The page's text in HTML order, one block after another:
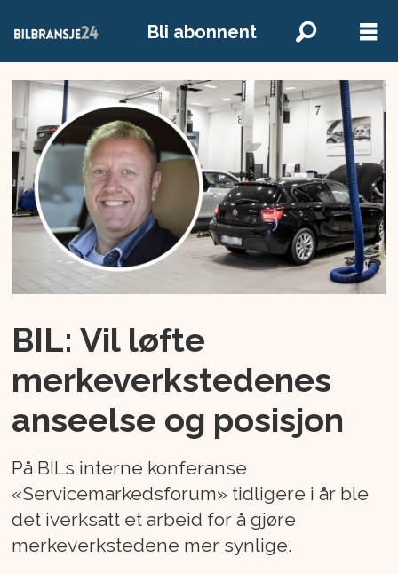
Bli abonnent
BIL: Vil løfte
merkeverkstedenes
anseelse og posisjon
På BILs interne konferanse
«Servicemarkedsforum» tidligere i år ble
det iverksatt et arbeid for å gjøre
merkeverkstedene mer synlige.